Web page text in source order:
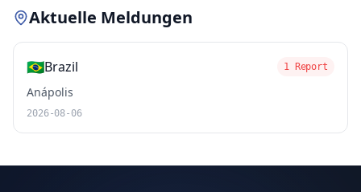
Aktuelle Meldungen
🇧🇷Brazil 1 Report
Anápolis
2026-08-06